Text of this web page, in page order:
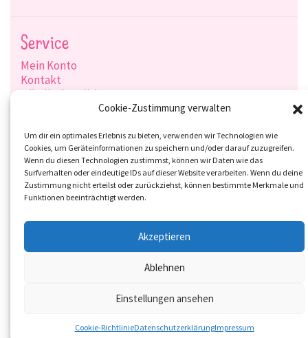
Cookie-Zustimmung verwalten
Um dir ein optimales Erlebnis zu bieten, verwenden wir Technologien wie
Cookies, um Geräteinformationen zu speichern und/oder darauf zuzugreifen.
Wenn du diesen Technologien zustimmst, können wir Daten wie das
Surfverhalten oder eindeutige IDs auf dieser Website verarbeiten. Wenn du deine
Zustimmung nicht erteilst oder zurückziehst, können bestimmte Merkmale und
Funktionen beeinträchtigt werden.
Akzeptieren
Ablehnen
Einstellungen ansehen
Cookie-RichtlinieDatenschutzerklärungImpressum
Service
Mein Konto
Kontakt
Händlerkonditionen
Zahlungsarten
Social-Media
© 2026 Overbeck and Friends GmbH